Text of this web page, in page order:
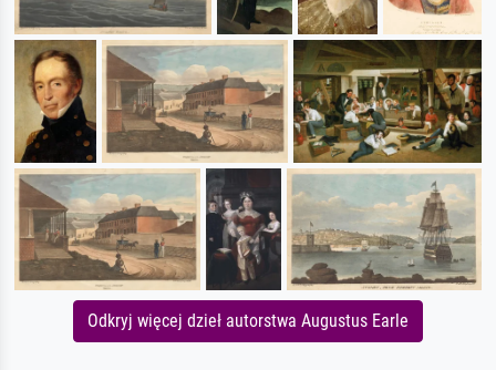
Odkryj więcej dzieł autorstwa Augustus Earle